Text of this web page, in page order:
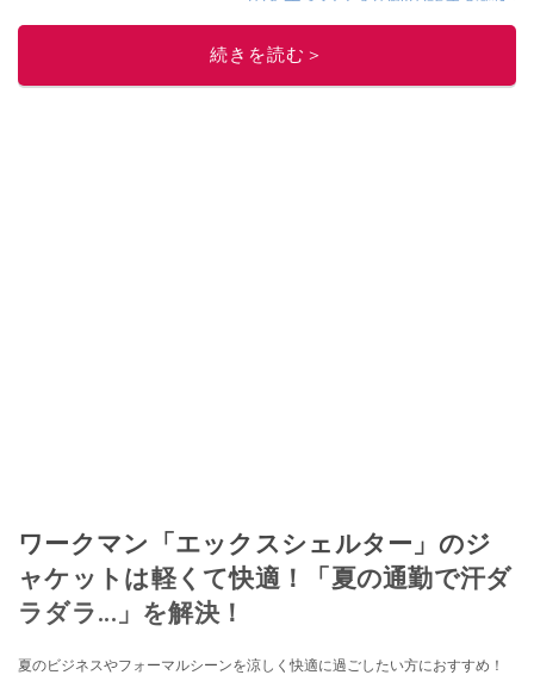
続きを読む＞
ワークマン「エックスシェルター」のジ
ャケットは軽くて快適！「夏の通勤で汗ダ
ラダラ...」を解決！
夏のビジネスやフォーマルシーンを涼しく快適に過ごしたい方におすすめ！